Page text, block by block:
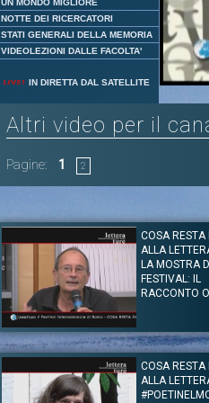
UN MONDO MIGLIORE
NOTTE DEI RICERCATORI
STATI GENERALI DELLA MEMORIA
VIDEOLEZIONI DALLE FACOLTA'
IN DIRETTA DAL SATELLITE
Altri video per il
Pagine: 1 2
COSA RESTA
ALLA
LA MOSTRA
FESTIVAL: IL
RACCONTO
Autore:Vittorio Giacopini, Antonio Pasquale,
Igiaba Scego
Festival delle Letterature 2015
Dalla Casa delle Letterature, il primo
Letterature 2015. L’inaugurazione della
COSA RESTA
ALLA